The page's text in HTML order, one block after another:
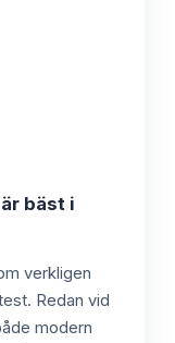
bäst i
verkligen
Redan vid
modern